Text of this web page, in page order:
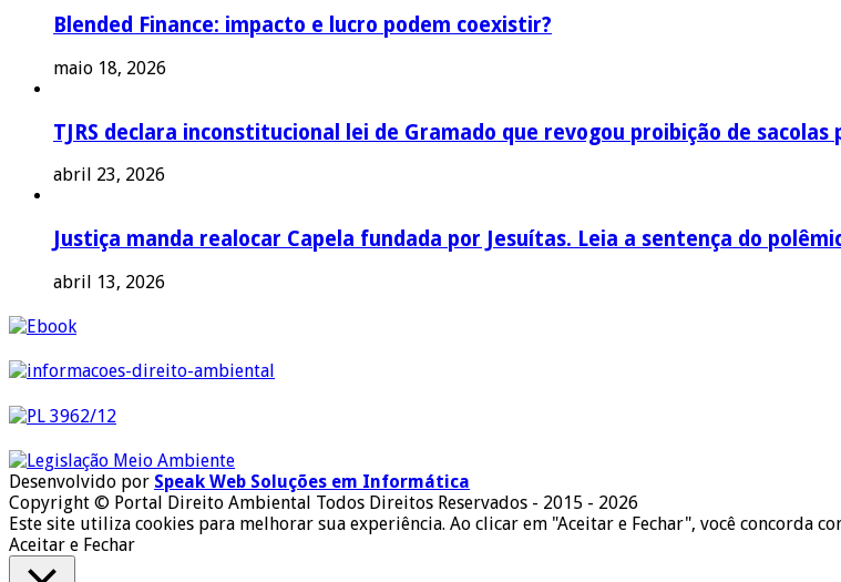
Blended Finance: impacto e lucro podem coexistir?
maio 18, 2026
TJRS declara inconstitucional lei de Gramado que revogou proibição de sacolas
abril 23, 2026
Justiça manda realocar Capela fundada por Jesuítas. Leia a sentença do
abril 13, 2026
Desenvolvido por Speak Web Soluções em Informática
Copyright © Portal Direito Ambiental Todos Direitos Reservados - 2015 - 2026
Este site utiliza cookies para melhorar sua experiência. Ao clicar em "Aceitar e Fechar", você concorda
Aceitar e Fechar